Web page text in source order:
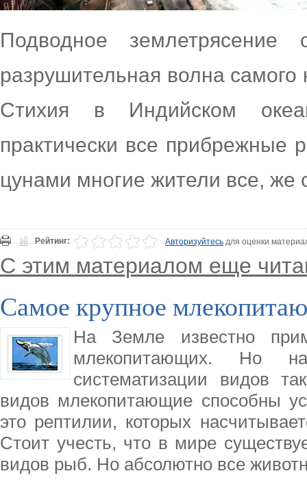
Подводное
разрушительная волна
Стихия в Индийском
практически все прибрежные
цунами многие жители все, же
Рейтинг: Авторизуйтесьдля оценки
С этим материалом еще
Самое крупное
На Земле известно
млекопитающих. Но
систематизации видов
видов млекопитающие способны
это рептилии, которых
Стоит учесть, что в мире
видов рыб. Но абсолютно все